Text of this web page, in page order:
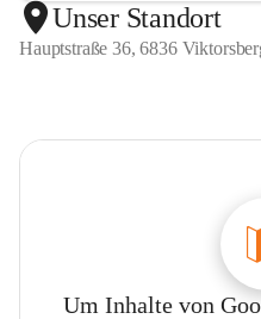
Unser Standort
Hauptstraße 36, 6836
Um Inhalte von